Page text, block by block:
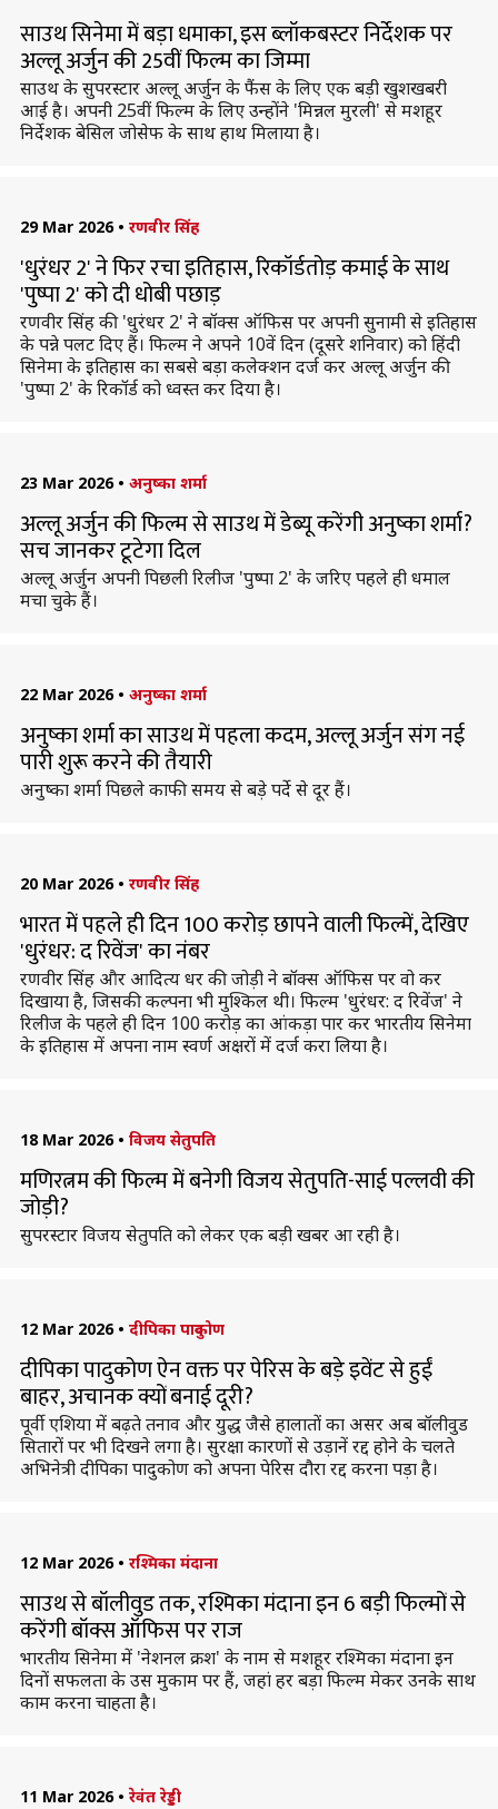
साउथ सिनेमा में बड़ा धमाका, इस ब्लॉकबस्टर निर्देशक पर
अल्लू अर्जुन की 25वीं फिल्म का जिम्मा
साउथ के सुपरस्टार अल्लू अर्जुन के फैंस के लिए एक बड़ी खुशखबरी
आई है। अपनी 25वीं फिल्म के लिए उन्होंने 'मिन्नल मुरली' से मशहूर
निर्देशक बेसिल जोसेफ के साथ हाथ मिलाया है।
29 Mar 2026 • रणवीर सिंह
'धुरंधर 2' ने फिर रचा इतिहास, रिकॉर्डतोड़ कमाई के साथ
'पुष्पा 2' को दी धोबी पछाड़
रणवीर सिंह की 'धुरंधर 2' ने बॉक्स ऑफिस पर अपनी सुनामी से इतिहास
के पन्ने पलट दिए हैं। फिल्म ने अपने 10वें दिन (दूसरे शनिवार) को हिंदी
सिनेमा के इतिहास का सबसे बड़ा कलेक्शन दर्ज कर अल्लू अर्जुन की
'पुष्पा 2' के रिकॉर्ड को ध्वस्त कर दिया है।
23 Mar 2026 • अनुष्का शर्मा
अल्लू अर्जुन की फिल्म से साउथ में डेब्यू करेंगी अनुष्का शर्मा?
सच जानकर टूटेगा दिल
अल्लू अर्जुन अपनी पिछली रिलीज 'पुष्पा 2' के जरिए पहले ही धमाल
मचा चुके हैं।
22 Mar 2026 • अनुष्का शर्मा
अनुष्का शर्मा का साउथ में पहला कदम, अल्लू अर्जुन संग नई
पारी शुरू करने की तैयारी
अनुष्का शर्मा पिछले काफी समय से बड़े पर्दे से दूर हैं।
20 Mar 2026 • रणवीर सिंह
भारत में पहले ही दिन 100 करोड़ छापने वाली फिल्में, देखिए
'धुरंधर: द रिवेंज' का नंबर
रणवीर सिंह और आदित्य धर की जोड़ी ने बॉक्स ऑफिस पर वो कर
दिखाया है, जिसकी कल्पना भी मुश्किल थी। फिल्म 'धुरंधर: द रिवेंज' ने
रिलीज के पहले ही दिन 100 करोड़ का आंकड़ा पार कर भारतीय सिनेमा
के इतिहास में अपना नाम स्वर्ण अक्षरों में दर्ज करा लिया है।
18 Mar 2026 • विजय सेतुपति
मणिरत्नम की फिल्म में बनेगी विजय सेतुपति-साई पल्लवी की
जोड़ी?
सुपरस्टार विजय सेतुपति को लेकर एक बड़ी खबर आ रही है।
12 Mar 2026 • दीपिका पादुकोण
दीपिका पादुकोण ऐन वक्त पर पेरिस के बड़े इवेंट से हुईं
बाहर, अचानक क्यों बनाई दूरी?
पूर्वी एशिया में बढ़ते तनाव और युद्ध जैसे हालातों का असर अब बॉलीवुड
सितारों पर भी दिखने लगा है। सुरक्षा कारणों से उड़ानें रद्द होने के चलते
अभिनेत्री दीपिका पादुकोण को अपना पेरिस दौरा रद्द करना पड़ा है।
12 Mar 2026 • रश्मिका मंदाना
साउथ से बॉलीवुड तक, रश्मिका मंदाना इन 6 बड़ी फिल्मों से
करेंगी बॉक्स ऑफिस पर राज
भारतीय सिनेमा में 'नेशनल क्रश' के नाम से मशहूर रश्मिका मंदाना इन
दिनों सफलता के उस मुकाम पर हैं, जहां हर बड़ा फिल्म मेकर उनके साथ
काम करना चाहता है।
11 Mar 2026 • रेवंत रेड्डी